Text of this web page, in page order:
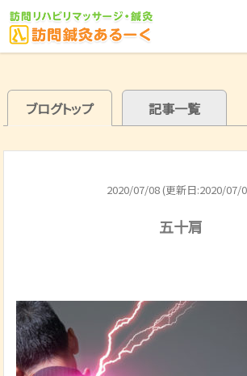
ブログトップ 記事一覧
2020/07/08 (更新日:2020/07/
五十肩